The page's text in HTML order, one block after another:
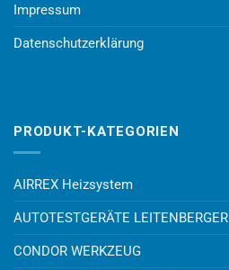
Impressum
Datenschutzerklärung
PRODUKT-KATEGORIEN
AIRREX Heizsystem
AUTOTESTGERÄTE LEITENBERGER
CONDOR WERKZEUG